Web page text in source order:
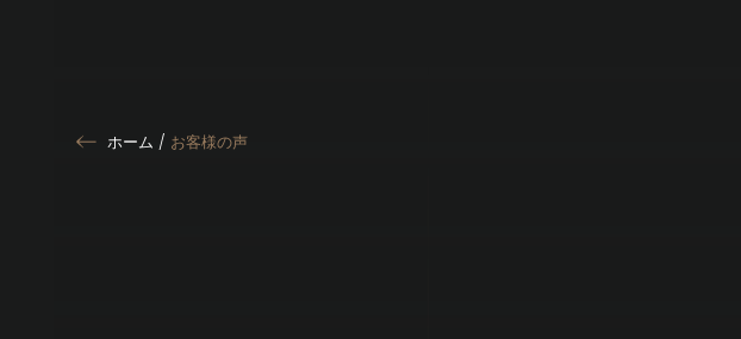
ホーム / お客様の声